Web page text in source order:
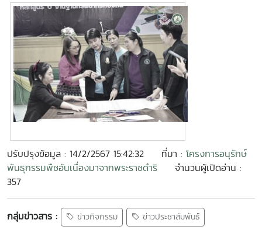
ปรับปรุงข้อมูล : 14/2/2567 15:42:32 ที่มา : โครงการอนุรักษ์
พันธุกรรมพืชอันเนื่องมาจากพระราชดำริ
จำนวนผู้เปิดอ่าน :
357
กลุ่มข่าวสาร : ข่าวกิจกรรม ข่าวประชาสัมพันธ์